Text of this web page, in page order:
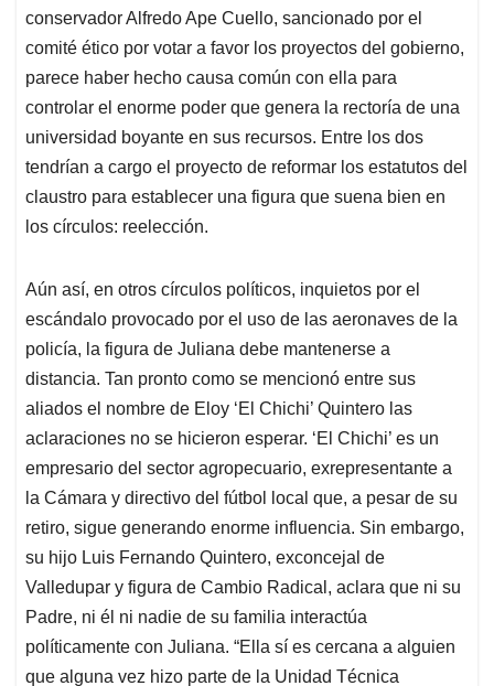
conservador Alfredo Ape Cuello, sancionado por el
comité ético por votar a favor los proyectos del gobierno,
parece haber hecho causa común con ella para
controlar el enorme poder que genera la rectoría de una
universidad boyante en sus recursos. Entre los dos
tendrían a cargo el proyecto de reformar los estatutos del
claustro para establecer una figura que suena bien en
los círculos: reelección.
Aún así, en otros círculos políticos, inquietos por el
escándalo provocado por el uso de las aeronaves de la
policía, la figura de Juliana debe mantenerse a
distancia. Tan pronto como se mencionó entre sus
aliados el nombre de Eloy ‘El Chichi’ Quintero las
aclaraciones no se hicieron esperar. ‘El Chichi’ es un
empresario del sector agropecuario, exrepresentante a
la Cámara y directivo del fútbol local que, a pesar de su
retiro, sigue generando enorme influencia. Sin embargo,
su hijo Luis Fernando Quintero, exconcejal de
Valledupar y figura de Cambio Radical, aclara que ni su
Padre, ni él ni nadie de su familia interactúa
políticamente con Juliana. “Ella sí es cercana a alguien
que alguna vez hizo parte de la Unidad Técnica